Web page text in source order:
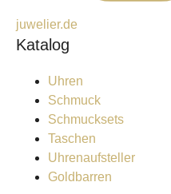
juwelier.de
Katalog
Uhren
Schmuck
Schmucksets
Taschen
Uhrenaufsteller
Goldbarren